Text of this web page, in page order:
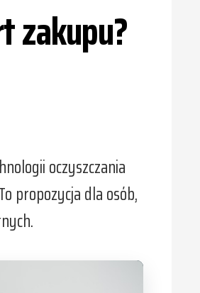
zakupu?
oczyszczania
propozycja dla osób,